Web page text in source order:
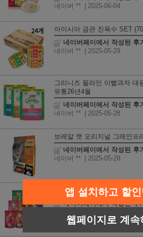
네이버 **
| 2025-06-04
아이시아 금관 진육수 SET
네이버페이에서 작성된 후
네이버 **
| 2025-05-29
그리니즈 필라인 이빨과자 대
유통26년4월
네이버페이에서 작성된 후
네이버 **
| 2025-05-28
보레알 캣 오리지널 그레인프
네이버페이에서 작성된 후
네이버 **
| 2025-05-28
퓨리나 파티믹스 SET (60g X
네이버페이에서 작성된 후
앱 설치하고 할
웹페이지로 계속